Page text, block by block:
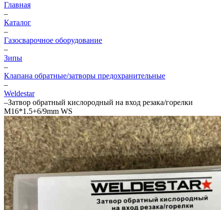
Главная
–
Каталог
–
Газосварочное оборудование
–
Зипы
–
Клапана обратные/затворы предохранительные
–
Weldestar
–Затвор обратный кислородный на вход резака/горелки
M16*1.5+6/9mm WS